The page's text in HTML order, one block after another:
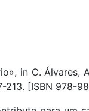
in C. Álvares,
213. [ISBN 978-